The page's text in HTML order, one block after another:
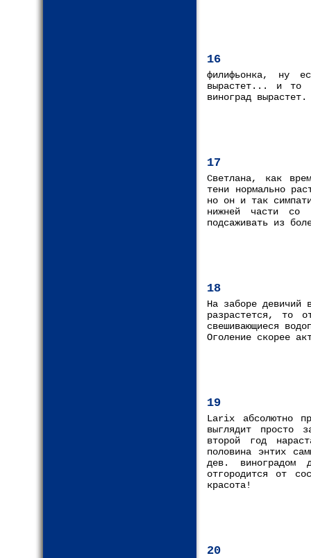
16
филифьонка, ну
вырастет... и то
виноград вырастет.
17
Cветлана, как
тени нормально
но он и так
нижней части со
подсаживать из
18
На заборе девичий
разрастется, то
свешивающиеся
Оголение скорее
19
Larix абсолютно
выглядит просто
второй год
половина энтих
дев. виноградом
отгородится от
красота!
20